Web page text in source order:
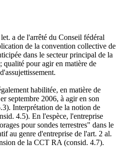
a de l'arrêté du Conseil fédéral
de la convention collective de
dans le secteur principal de la
pour agir en matière de
habilitée, en matière de
septembre 2006, à agir en son
Interprétation de la notion de
4.5). En l'espèce, l'entreprise
pour sondes terrestres" dans le
au genre d'entreprise de l'art. 2 al.
de la CCT RA (consid. 4.7).